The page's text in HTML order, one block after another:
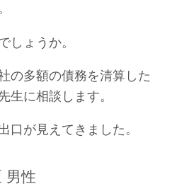
しょうか。
の多額の債務を清算した
生に相談します。
口が見えてきました。
男性